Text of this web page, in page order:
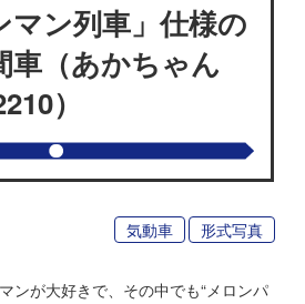
マン列車」仕様の
車（あかちゃん
）
気動車 形式写真
ンが大好きで、その中でも“メロンパ